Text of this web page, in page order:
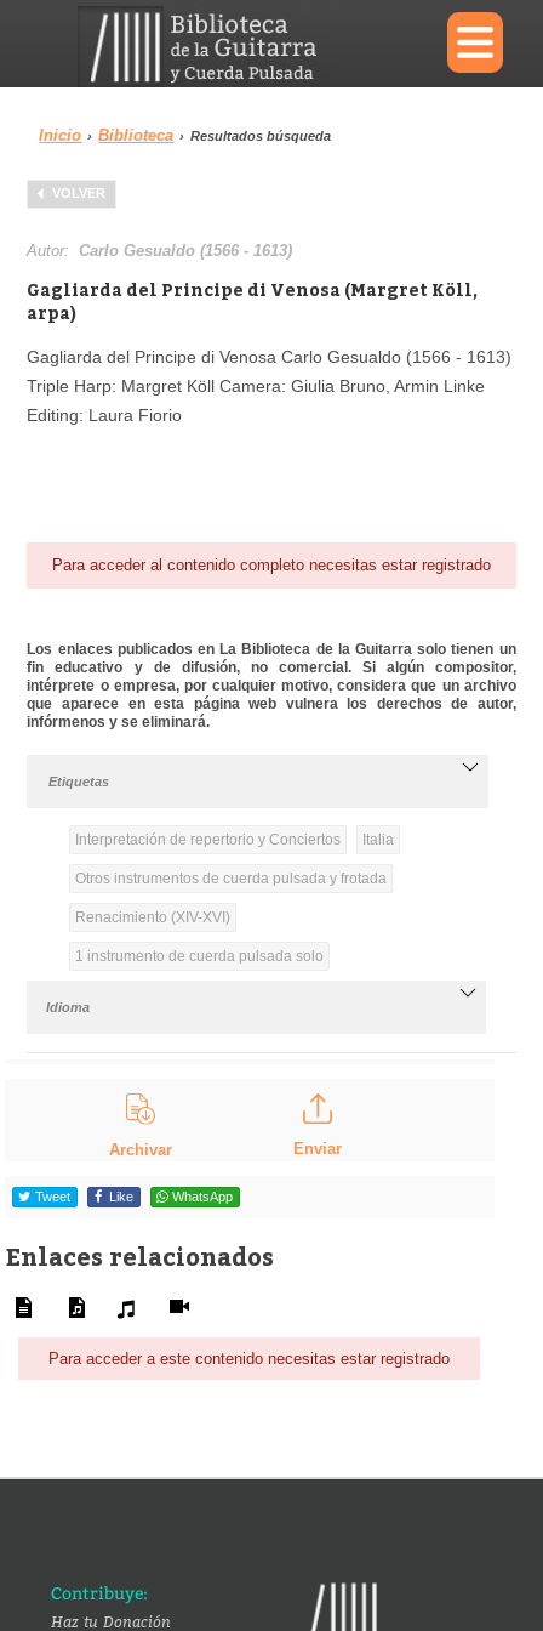
×
Menu
Biblioteca
Área personal Reproductor
Inicio › Biblioteca › Resultados búsqueda
VOLVER
Autor:Carlo Gesualdo (1566 - 1613)
Gagliarda del Principe di Venosa (Margret Köll,
arpa)
Gagliarda del Principe di Venosa Carlo Gesualdo (1566 - 1613)
Triple Harp: Margret Köll Camera: Giulia Bruno, Armin Linke
Editing: Laura Fiorio
Para acceder al contenido completo necesitas estar registrado
Los enlaces publicados en La Biblioteca de la Guitarra solo tienen un
fin educativo y de difusión, no comercial. Si algún compositor,
intérprete o empresa, por cualquier motivo, considera que un archivo
que aparece en esta página web vulnera los derechos de autor,
infórmenos y se eliminará.
Etiquetas
Interpretación de repertorio y Conciertos Italia
Otros instrumentos de cuerda pulsada y frotada
Renacimiento (XIV-XVI)
1 instrumento de cuerda pulsada solo
Idioma
Archivar Enviar
Tweet Like WhatsApp
Enlaces relacionados
Para acceder a este contenido necesitas estar registrado
Contribuye:
Haz tu Donación